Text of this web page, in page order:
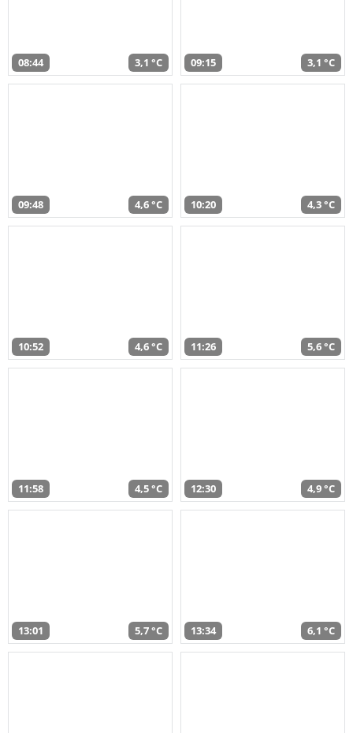
08:44 3,1 °C 09:15 3,1 °C
09:48 4,6 °C 10:20 4,3 °C
10:52 4,6 °C 11:26 5,6 °C
11:58 4,5 °C 12:30 4,9 °C
13:01 5,7 °C 13:34 6,1 °C